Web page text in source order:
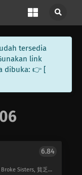
tersedia
link
dibuka: 👉 [
Poor Sisters Story, Flat Broke Sisters, 貧乏姉妹物語
6.84